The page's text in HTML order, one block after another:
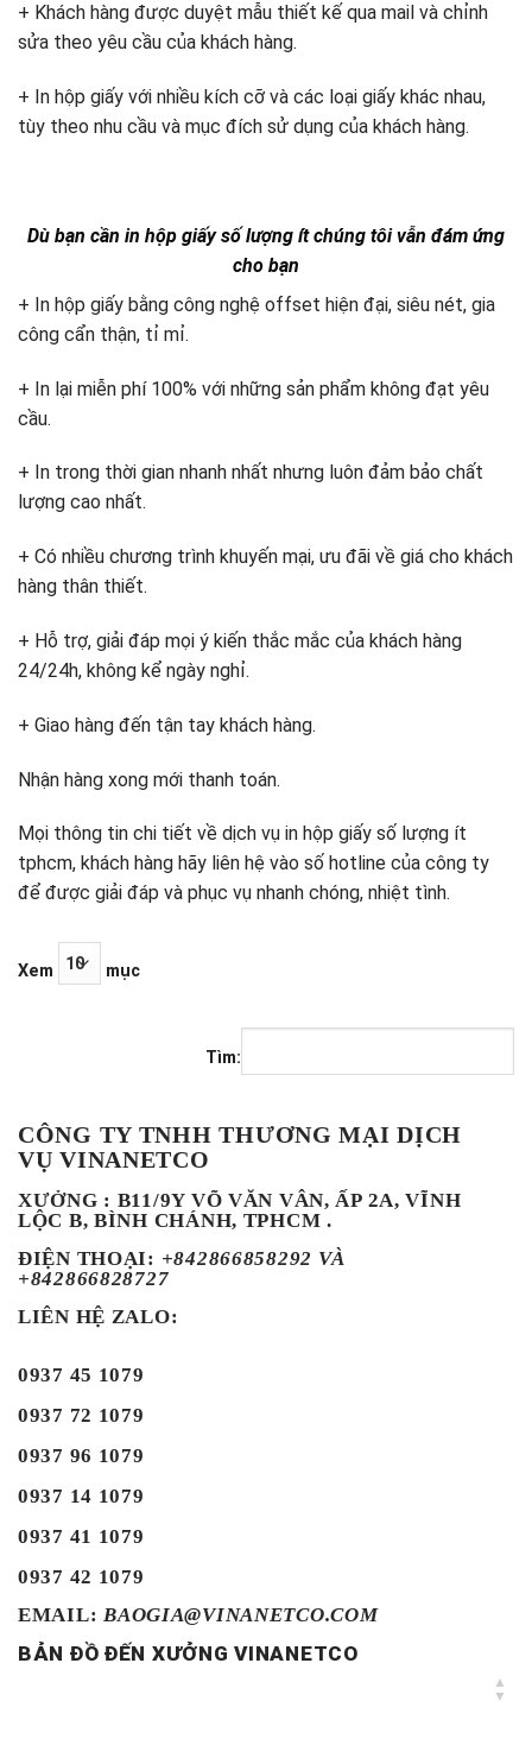
+ Khách hàng được duyệt mẫu thiết kế qua mail và chỉnh
sửa theo yêu cầu của khách hàng.
+ In hộp giấy với nhiều kích cỡ và các loại giấy khác nhau,
tùy theo nhu cầu và mục đích sử dụng của khách hàng.
Dù bạn cần in hộp giấy số lượng ít chúng tôi vẫn đám ứng
cho bạn
+ In hộp giấy bằng công nghệ offset hiện đại, siêu nét, gia
công cẩn thận, tỉ mỉ.
+ In lại miễn phí 100% với những sản phẩm không đạt yêu
cầu.
+ In trong thời gian nhanh nhất nhưng luôn đảm bảo chất
lượng cao nhất.
+ Có nhiều chương trình khuyến mại, ưu đãi về giá cho khách
hàng thân thiết.
+ Hỗ trợ, giải đáp mọi ý kiến thắc mắc của khách hàng
24/24h, không kể ngày nghỉ.
+ Giao hàng đến tận tay khách hàng.
Nhận hàng xong mới thanh toán.
Mọi thông tin chi tiết về dịch vụ in hộp giấy số lượng ít
tphcm, khách hàng hãy liên hệ vào số hotline của công ty
để được giải đáp và phục vụ nhanh chóng, nhiệt tình.
Xem mục
Tìm:
CÔNG TY TNHH THƯƠNG MẠI DỊCH
VỤ VINANETCO
XƯỞNG : B11/9Y VÕ VĂN VÂN, ẤP 2A, VĨNH
LỘC B, BÌNH CHÁNH, TPHCM .
ĐIỆN THOẠI: +842866858292 VÀ
+842866828727
LIÊN HỆ ZALO:
0937 45 1079
0937 72 1079
0937 96 1079
0937 14 1079
0937 41 1079
0937 42 1079
EMAIL: BAOGIA@VINANETCO.COM
BẢN ĐỒ ĐẾN XƯỞNG VINANETCO